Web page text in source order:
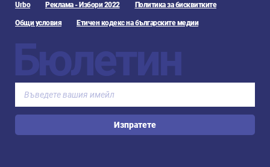
Urbo Реклама - Избори 2022 Политика за бисквитките
Общи условия Етичен кодекс на българските медии
Бюлетин
Изпратете